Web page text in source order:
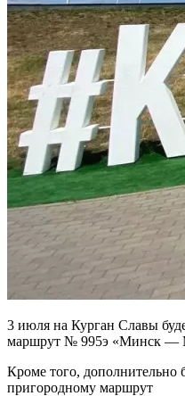
3 июля на Курган Славы
маршрут № 995э «Минск —
Кроме того, дополнительно
пригородному маршрут